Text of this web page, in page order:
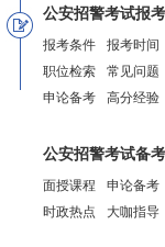
公安招警考试报考
报考条件 报考时间
职位检索
常见问题
申论备考
高分经验
公安招警考试备考
面授课程 申论备考
时政热点
大咖指导